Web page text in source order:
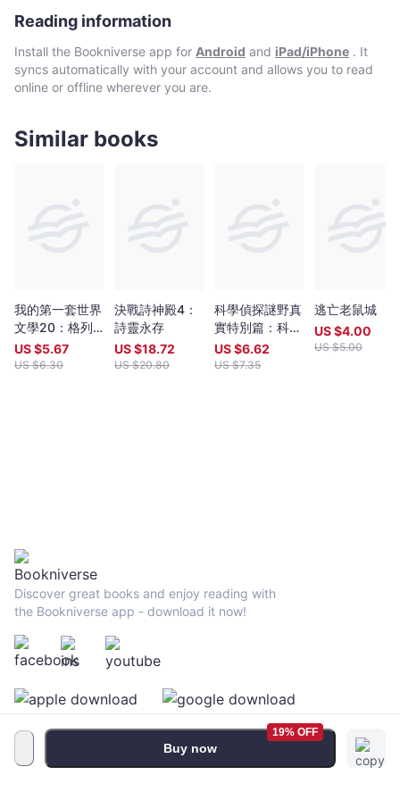
-
Bookniverse
Reading information
Install the Bookniverse app for Android and iPad/iPhone . It
syncs automatically with your account and allows you to read
online or offline wherever you are.
Similar books
我的第一套世界
文學20：格列
佛遊記（全新彩
頁增量版）
US $5.67
US $6.30
決戰詩神殿4：
詩靈永存
US $18.72
US $20.80
科學偵探謎野真
實特別篇：科學
偵探怪奇事件檔
案1-廢棄醫院的
US $6.62
US $7.35
逃亡老鼠城
US $4.00
US $5.00
Buy now
19% OFF
Discover great books and enjoy reading with
the Bookniverse app - download it now!